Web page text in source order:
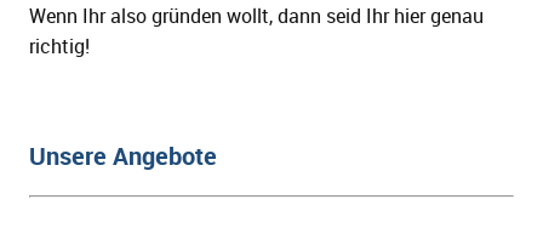
Wenn Ihr also gründen wollt, dann seid Ihr hier genau
richtig!
Unsere Angebote